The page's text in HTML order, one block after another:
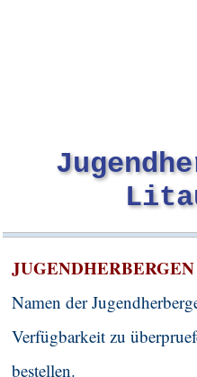
J
Namen der
Verfügbarkeit zu
bestellen.